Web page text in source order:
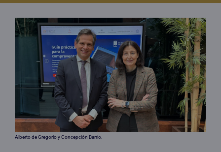
Alberto de Gregorio y Concepción Barrio.